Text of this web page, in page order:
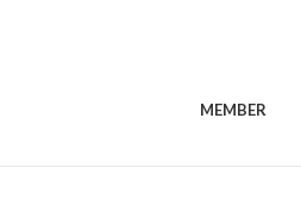
MEMBER